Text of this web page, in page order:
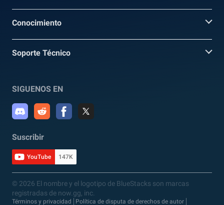
Conocimiento
Soporte Técnico
SIGUENOS EN
Suscribir
YouTube 147K
© 2026 El nombre y el logotipo de BlueStacks son marcas
registradas de now.gg, inc.
Términos y privacidad
Política de disputa de derechos de autor